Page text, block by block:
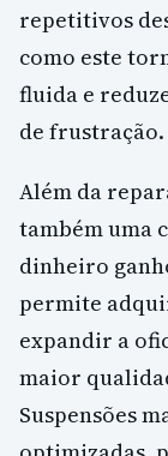
repetitivos
como este
fluida e
de frustração.
Além da
também uma
dinheiro
permite
expandir a
maior
Suspensões